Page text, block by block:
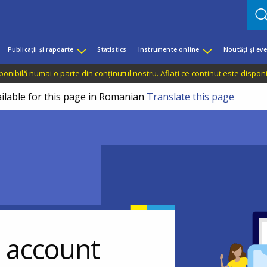
Publicații și rapoarte Statistics Instrumente online Noutăți și
numai o parte din conținutul nostru. Aflați ce conținut este
for this page in Romanian Translate this page